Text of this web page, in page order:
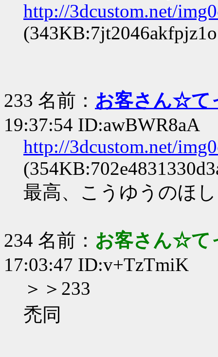
http://3dcustom.net/
233 名前： お客さん☆て
19:37:54 ID:awBWR8aA
http://3dcustom.net/
最高、こうゆうのほ
234 名前： お客さん☆て
17:03:47 ID:v+TzTmiK
＞＞233
禿同